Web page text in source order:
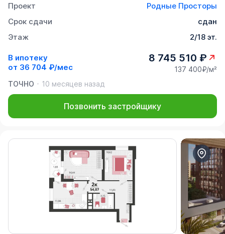
Проект
Родные Просторы
Срок сдачи
сдан
Этаж
2/18 эт.
В ипотеку
от 36 704 ₽/мес
8 745 510 ₽
137 400₽/м²
ТОЧНО
10 месяцев назад
Позвонить застройщику